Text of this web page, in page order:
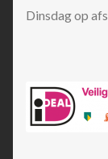
Dinsdag op